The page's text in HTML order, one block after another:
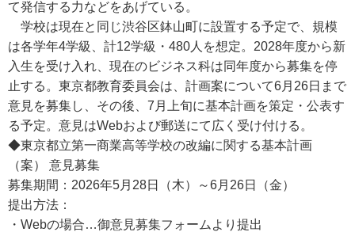
て発信する力などをあげている。
学校は現在と同じ渋谷区鉢山町に設置する予定で、規模
は各学年4学級、計12学級・480人を想定。2028年度から新
入生を受け入れ、現在のビジネス科は同年度から募集を停
止する。東京都教育委員会は、計画案について6月26日まで
意見を募集し、その後、7月上旬に基本計画を策定・公表す
る予定。意見はWebおよび郵送にて広く受け付ける。
◆東京都立第一商業高等学校の改編に関する基本計画
（案） 意見募集
募集期間：2026年5月28日（木）～6月26日（金）
提出方法：
・Webの場合…御意見募集フォームより提出